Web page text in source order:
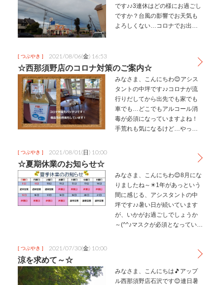
です♪♪3連休はどの様にお過ごし
ですか？台風の影響でお天気も
よろしくない…コロナでお出か
うです💦と、そんないいことな
[ つぶやき ] 2021/08/06(金) 16:53
☆西那須野店のコロナ対策のご案内☆
みなさま、こんにちわ😊アシス
タントの中坪です♪♪コロナが流
行りだしてから出先でも家でも
車でも…どこでもアルコール消
毒が必須になっていますよね！
手荒れも気になるけど…やっぱ
実施してお…
[ つぶやき ] 2021/08/01(日) 10:00
☆夏期休業のお知らせ☆
みなさま、こんにちわ😊8月にな
りましたね～☀1年があっという
間に感じる、アシスタントの中
坪です♪♪暑い日が続いています
が、いかがお過ごしでしょうか
～(^^♪マスクが必須となっている
が…
[ つぶやき ] 2021/07/30(金) 10:00
涼を求めて～☆
みなさま、こんにちは🎵アップ
ル西那須野店石沢です😊連日暑